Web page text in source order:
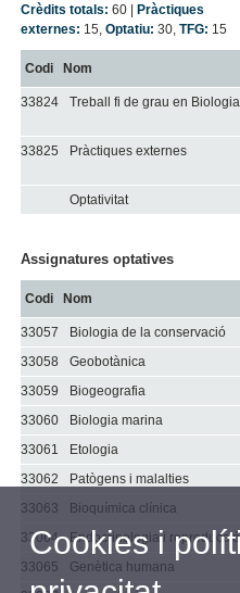
Crèdits totals: 60
Pràctiques
externes: 15,Optatiu: 30,TFG: 15
Codi Nom
33824 Treball fi de grau en Biologia
33825 Pràctiques externes
Optativitat
Assignatures optatives
Codi Nom
33057 Biologia de la conservació
33058
Geobotànica
33059
Biogeografia
33060
Biologia marina
33061
Etologia
33062
Patògens i malalties
33063
Bioquímica clínica
33064
Endocrinologia i reproducció
33065
Genètica humana
Cookies i